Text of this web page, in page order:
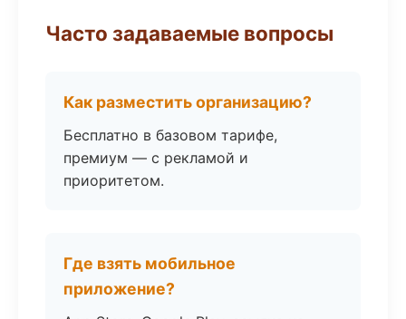
Часто задаваемые вопросы
Как разместить организацию?
Бесплатно в базовом тарифе,
премиум — с рекламой и
приоритетом.
Где взять мобильное
приложение?